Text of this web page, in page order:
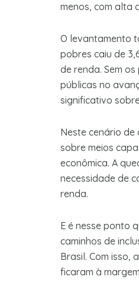
menos, com alta
O levantamento
pobres caiu de
de renda. Sem
públicas no
significativo
Neste cenário
sobre meios
econômica. A
necessidade de
renda.
E é nesse ponto
caminhos de
Brasil. Com isso,
ficaram à